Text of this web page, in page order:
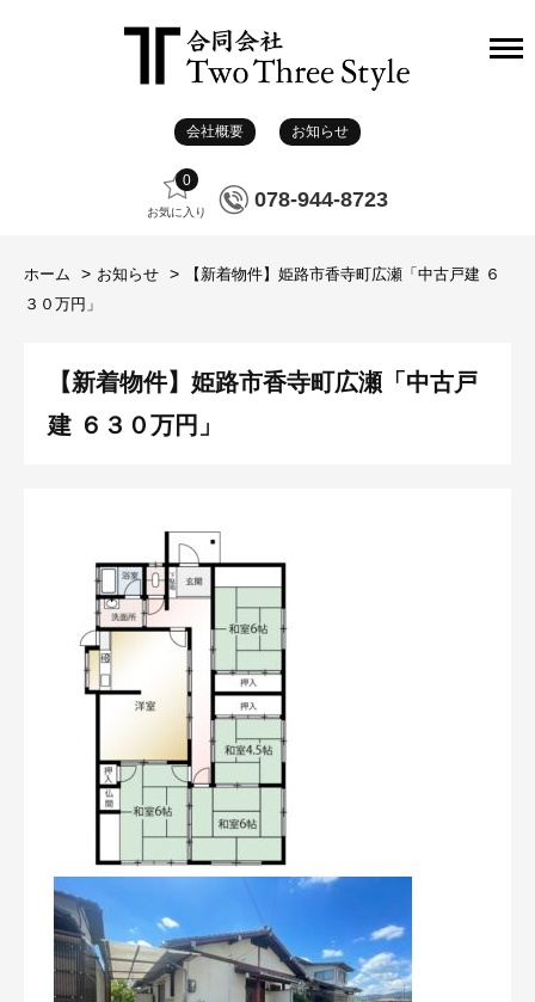
会社概要 お知らせ
0
お気に入り
078-944-8723
ホーム お知らせ
【新着物件】姫路市香寺町広瀬「中古戸建 ６
３０万円」
【新着物件】姫路市香寺町広瀬「中古戸
建 ６３０万円」